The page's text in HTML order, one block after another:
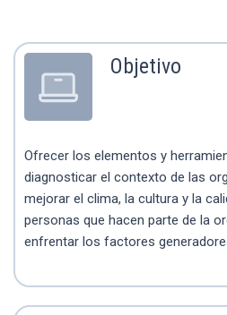
Objetivo
Ofrecer los elementos y
diagnosticar el contexto de las
mejorar el clima, la cultura y la
personas que hacen parte de la
enfrentar los factores